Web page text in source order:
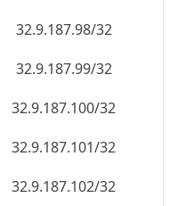
32.9.187.98/32
32.9.187.99/32
32.9.187.100/32
32.9.187.101/32
32.9.187.102/32